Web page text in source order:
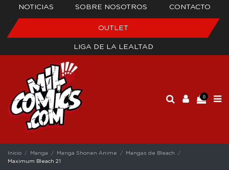
NOTICIAS SOBRE NOSOTROS CONTACTO
OUTLET
LIGA DE LA LEALTAD
0
Inicio Manga Manga Shonen Anime
Mangas de Bleach
Maximum Bleach 21